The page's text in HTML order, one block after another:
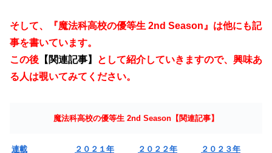
そして、『魔法科高校の優等生 2nd Season』は他にも記
事を書いています。
この後 【関連記事】
として紹介していきますので、興味あ
る人は覗いてみてください。
魔法科高校の優等生 2nd Season【関連記事】
連載 ２０２１年 ２０２２年 ２０２３年